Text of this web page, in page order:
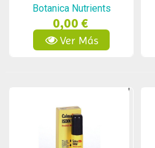
Aloe 250 Ml
Botanica Nutrients
0,00 €
Ver Más